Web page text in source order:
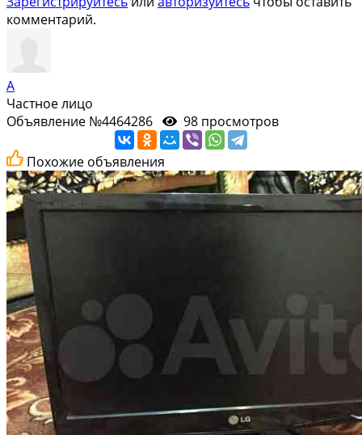
комментарий.
А
Частное лицо
Объявление №4464286
98 просмотров
Похожие объявления